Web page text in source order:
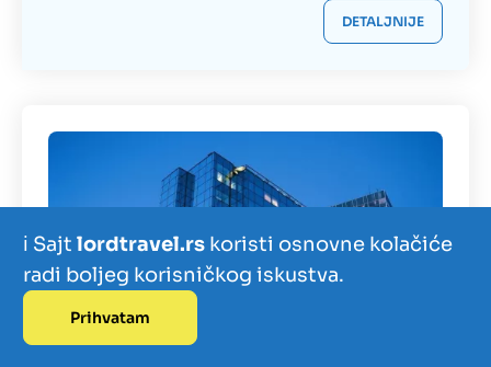
DETALJNIJE
Izdvajamo
ℹ️ Sajtlordtravel.rs koristi osnovne kolačiće
radi boljeg korisničkog iskustva.
Prihvatam